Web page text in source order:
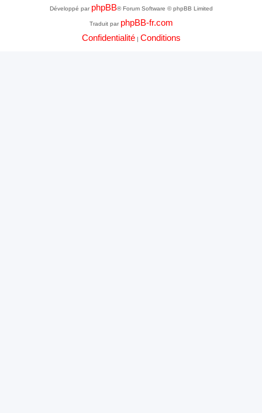
Développé par phpBB® Forum Software © phpBB Limited
Traduit par phpBB-fr.com
Confidentialité| Conditions